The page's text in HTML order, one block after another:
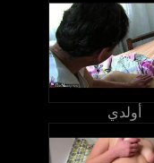
أولدي